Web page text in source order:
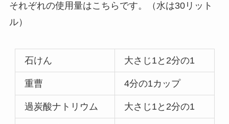
それぞれの使用量はこちらです。（水は30リット
ル）
石けん 大さじ1と2分の1
重曹 4分の1カップ
過炭酸ナトリウム 大さじ1と2分の1